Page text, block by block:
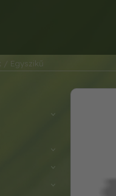
/ Egyszikű